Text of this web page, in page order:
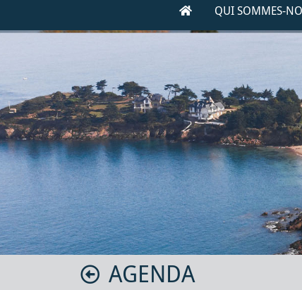
QUI SOMMES-
AGENDA